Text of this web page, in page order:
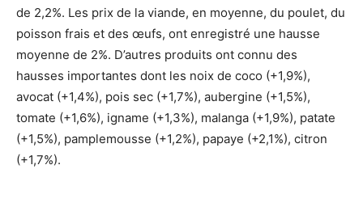
de 2,2%. Les prix de la viande, en moyenne, du poulet, du
poisson frais et des œufs, ont enregistré une hausse
moyenne de 2%. D’autres produits ont connu des
hausses importantes dont les noix de coco (+1,9%),
avocat (+1,4%), pois sec (+1,7%), aubergine (+1,5%),
tomate (+1,6%), igname (+1,3%), malanga (+1,9%), patate
(+1,5%), pamplemousse (+1,2%), papaye (+2,1%), citron
(+1,7%).